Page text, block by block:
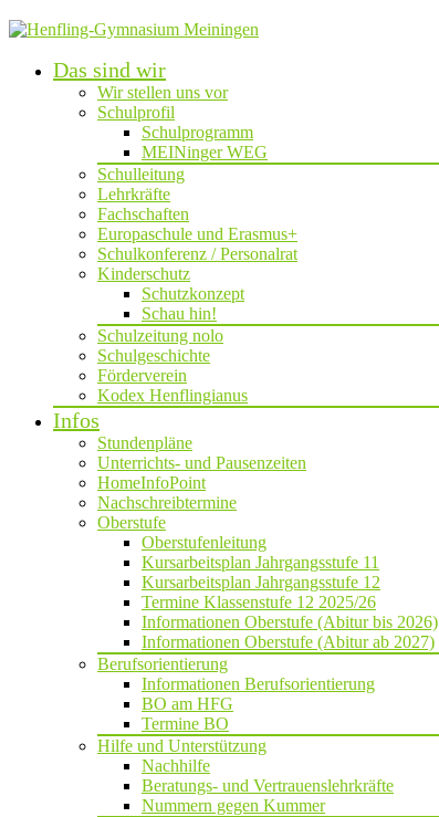
Das sind wir
Wir stellen uns vor
Schulprofil
Schulprogramm
MEINinger WEG
Schulleitung
Lehrkräfte
Fachschaften
Europaschule und Erasmus+
Schulkonferenz / Personalrat
Kinderschutz
Schutzkonzept
Schau hin!
Schulzeitung nolo
Schulgeschichte
Förderverein
Kodex Henflingianus
Infos
Stundenpläne
Unterrichts- und Pausenzeiten
HomeInfoPoint
Nachschreibtermine
Oberstufe
Oberstufenleitung
Kursarbeitsplan Jahrgangsstufe 11
Kursarbeitsplan Jahrgangsstufe 12
Termine Klassenstufe 12 2025/26
Informationen Oberstufe (Abitur bis 2026)
Informationen Oberstufe (Abitur ab 2027)
Berufsorientierung
Informationen Berufsorientierung
BO am HFG
Termine BO
Hilfe und Unterstützung
Nachhilfe
Beratungs- und Vertrauenslehrkräfte
Nummern gegen Kummer